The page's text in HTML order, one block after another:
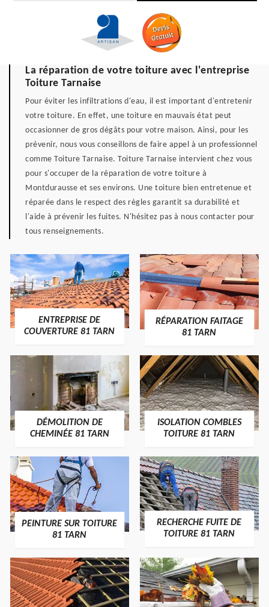
La réparation de votre toiture avec l'entreprise
Toiture Tarnaise
Pour éviter les infiltrations d'eau, il est important d'entretenir
votre toiture. En effet, une toiture en mauvais état peut
occasionner de gros dégâts pour votre maison. Ainsi, pour les
prévenir, nous vous conseillons de faire appel à un professionnel
comme Toiture Tarnaise. Toiture Tarnaise intervient chez vous
pour s'occuper de la réparation de votre toiture à
Montdurausse et ses environs. Une toiture bien entretenue et
réparée dans le respect des règles garantit sa durabilité et
l'aide à prévenir les fuites. N'hésitez pas à nous contacter pour
tous renseignements.
ENTREPRISE DE
COUVERTURE 81 TARN
RÉPARATION FAITAGE
81 TARN
DÉMOLITION DE
CHEMINÉE 81 TARN
ISOLATION COMBLES
TOITURE 81 TARN
PEINTURE SUR TOITURE
81 TARN
RECHERCHE FUITE DE
TOITURE 81 TARN